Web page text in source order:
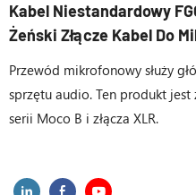
Kabel Niestandardowy
Żeński Złącze Kabel Do
Przewód mikrofonowy służy
sprzętu audio. Ten produkt jest
serii Moco B i złącza XLR.